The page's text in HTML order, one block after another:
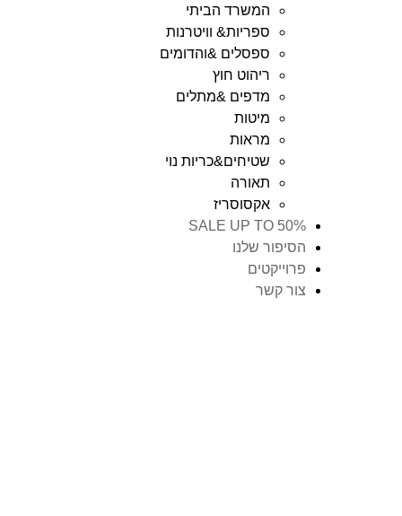
המשרד הביתי
ספריות& וויטרנות
ספסלים &והדומים
ריהוט חוץ
מדפים &מתלים
מיטות
מראות
שטיחים&כריות נוי
תאורה
אקסוסריז
SALE UP TO 50%
הסיפור שלנו
פרוייקטים
צור קשר